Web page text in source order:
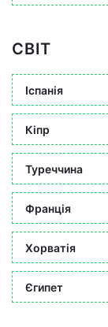
СВІТ
Іспанія
Кіпр
Туреччина
Франція
Хорватія
Єгипет